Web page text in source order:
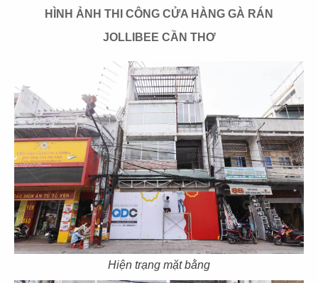
HÌNH ẢNH THI CÔNG CỬA HÀNG GÀ RÁN
JOLLIBEE CẦN THƠ
Hiện trạng mặt bằng
22
SAN FU LOU
23
HOÀNG TÂM
CN Vinhomes - Q. Bình Thạnh
24
HOÀNG TÂM
CN Nguyễn Cảnh Chân - Q.1